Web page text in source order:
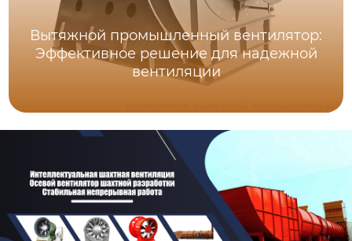
Вытяжной промышленный вентилятор:
Эффективное решение для надежной
вентиляции